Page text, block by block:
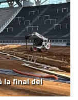
la final del